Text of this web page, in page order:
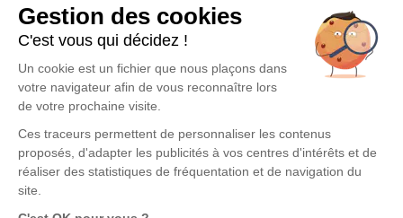
NOUS CONTACTER
COORDONNÉES
CONDITIONS GÉNÉRALES DE VENTE
MENTIONS LÉGALES
POLITIQUE DE CONFIDENTIALITÉ
EXERCEZ VOS DROITS
PLAN DU SITE
Nous mettons à votre disposition notre savoir faire et expérience pour vous apporter
Gestion des cookies
C'est vous qui décidez !
Un cookie est un fichier que nous plaçons dans
votre navigateur afin de vous reconnaître lors
de votre prochaine visite.
Ces traceurs permettent de personnaliser les contenus
proposés, d'adapter les publicités à vos centres d'intérêts et de
réaliser des statistiques de fréquentation et de navigation du
site.